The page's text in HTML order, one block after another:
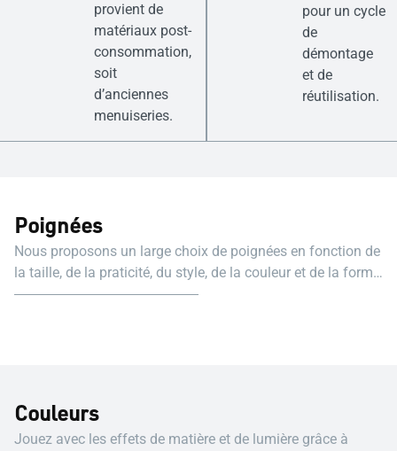
provient de
matériaux post-
consommation,
soit
d’anciennes
menuiseries.
pour un cycle
de
démontage
et de
réutilisation.
Poignées
Nous proposons un large choix de poignées en fonction de
la taille, de la praticité, du style, de la couleur et de la forme,
de l'esthétique et de l'ergonomie.
Couleurs
Jouez avec les effets de matière et de lumière grâce à